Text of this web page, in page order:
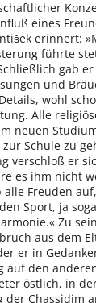
eines
erinnert:
führte
gab
und
wohl
Alle
neuen
Schule zu
verschloß er
es ihm nicht
alle Freuden
Sport, ja
Zu
aus dem
er in
auf den
östlich, in
der Chassidim